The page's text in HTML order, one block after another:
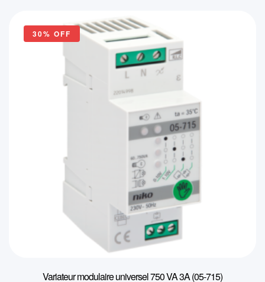
était :
100,67€.
est :
70,05€.
30% OFF
Variateur modulaire universel 750 VA 3A (05-715)